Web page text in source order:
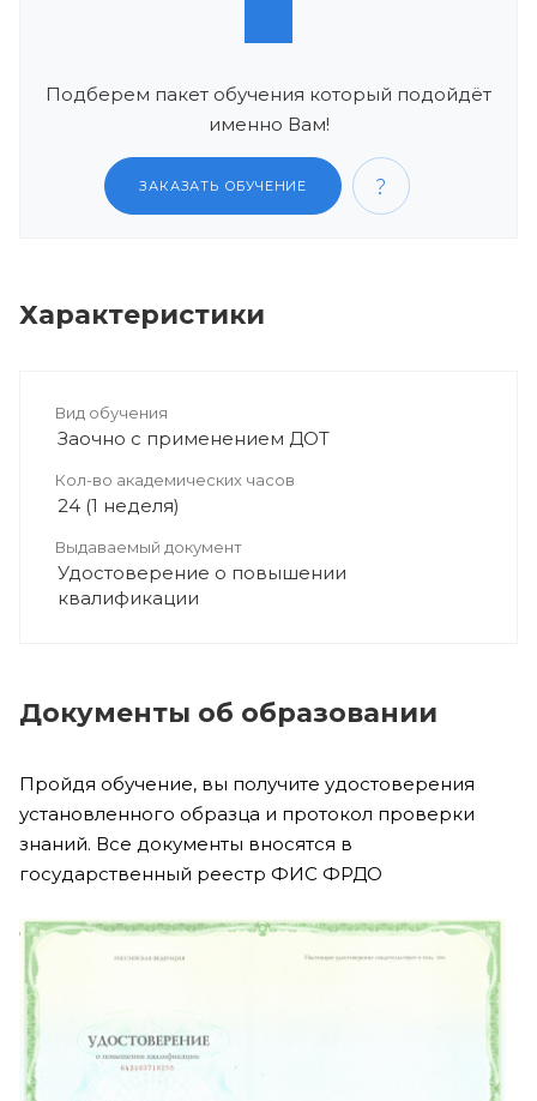
Подберем пакет обучения который подойдёт
именно Вам!
ЗАКАЗАТЬ ОБУЧЕНИЕ
Характеристики
Вид обучения
Заочно с применением ДОТ
Кол-во академических часов
24 (1 неделя)
Выдаваемый документ
Удостоверение о повышении
квалификации
Документы об образовании
Пройдя обучение, вы получите удостоверения
установленного образца и протокол проверки
знаний. Все документы вносятся в
государственный реестр ФИС ФРДО